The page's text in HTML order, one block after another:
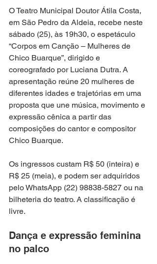
O Teatro Municipal Doutor Átila Costa,
em São Pedro da Aldeia, recebe neste
sábado (25), às 19h30, o espetáculo
“Corpos em Canção – Mulheres de
Chico Buarque”, dirigido e
coreografado por Luciana Dutra. A
apresentação reúne 20 mulheres de
diferentes idades e trajetórias em uma
proposta que une música, movimento e
expressão cênica a partir das
composições do cantor e compositor
Chico Buarque.
Os ingressos custam R$ 50 (inteira) e
R$ 25 (meia), e podem ser adquiridos
pelo WhatsApp (22) 98838-5827 ou na
bilheteria do teatro. A classificação é
livre.
Dança e expressão feminina
no palco